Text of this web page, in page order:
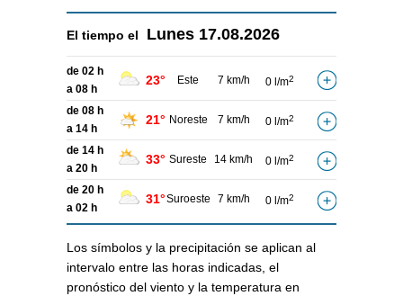
El tiempo el Lunes 17.08.2026
de 02 h
a 08 h
23° Este 7 km/h 0 l/m2
de 08 h
a 14 h
21° Noreste 7 km/h 0 l/m2
de 14 h
a 20 h
33° Sureste 14 km/h 0 l/m2
de 20 h
a 02 h
31°Suroeste 7 km/h 0 l/m2
Los símbolos y la precipitación se aplican al
intervalo entre las horas indicadas, el
pronóstico del viento y la temperatura en